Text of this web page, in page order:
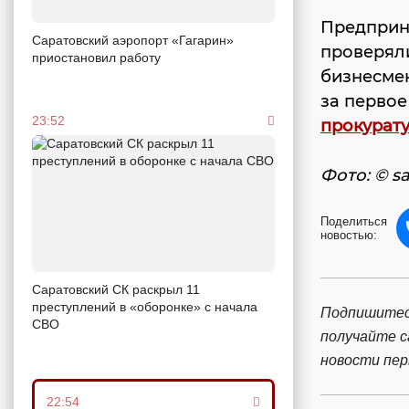
Саратовский аэропорт «Гагарин»
приостановил работу
23:52
Саратовский СК раскрыл 11
преступлений в «оборонке» с начала
СВО
22:54
за
Фото: ©
Поделиться
новостью:
получайте
новости